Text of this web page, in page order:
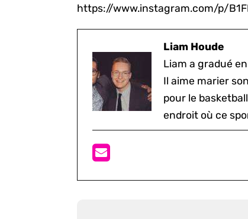
https://www.instagram.com/p/
Liam Houde
Liam a gradué
Il aime marier
pour le
endroit où ce